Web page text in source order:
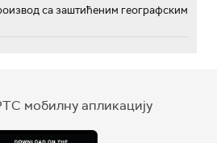
са заштићеним географским
мобилну апликацију